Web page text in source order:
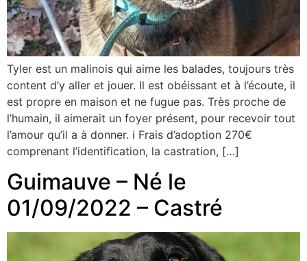
Tyler est un malinois qui aime les balades, toujours très
content d’y aller et jouer. Il est obéissant et à l’écoute, il
est propre en maison et ne fugue pas. Très proche de
l’humain, il aimerait un foyer présent, pour recevoir tout
l’amour qu’il a à donner. ℹ Frais d’adoption 270€
comprenant l’identification, la castration, […]
Guimauve – Né le
01/09/2022 – Castré